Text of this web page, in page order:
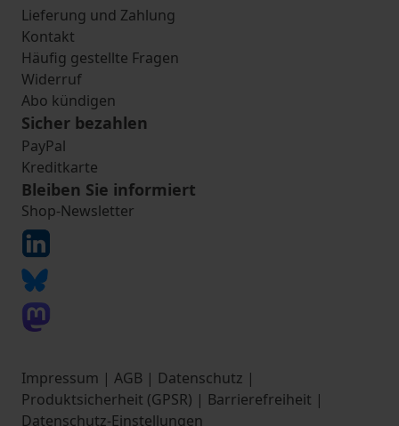
Lieferung und Zahlung
Kontakt
Häufig gestellte Fragen
Widerruf
Abo kündigen
Sicher bezahlen
PayPal
Kreditkarte
Bleiben Sie informiert
Shop-Newsletter
Impressum | AGB | Datenschutz |
Produktsicherheit (GPSR) | Barrierefreiheit |
Datenschutz-Einstellungen